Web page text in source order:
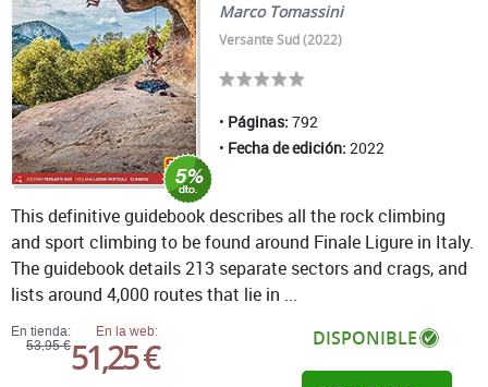
Marco Tomassini
Versante Sud (2022)
Páginas: 792
Fecha de edición: 2022
En tienda:
53,95 €
En la web:
51,25 € DISPONIBLE
This definitive guidebook describes all the rock climbing
and sport climbing to be found around Finale Ligure in Italy.
The guidebook details 213 separate sectors and crags, and
lists around 4,000 routes that lie in ...